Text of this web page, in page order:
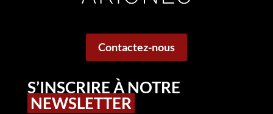
Contactez-nous
S’INSCRIRE À NOTRE
NEWSLETTER